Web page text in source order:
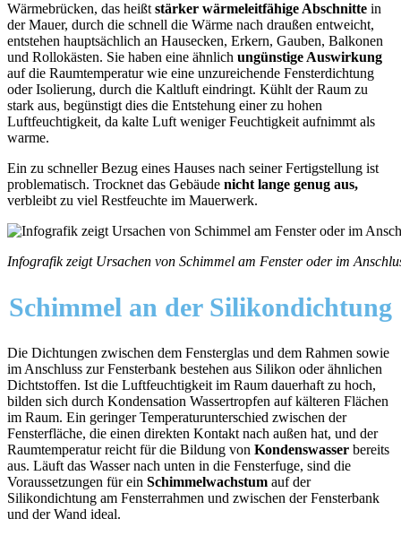
Wärmebrücken, das heißt stärker wärmeleitfähige Abschnitte in
der Mauer, durch die schnell die Wärme nach draußen entweicht,
entstehen hauptsächlich an Hausecken, Erkern, Gauben, Balkonen
und Rollokästen. Sie haben eine ähnlich ungünstige Auswirkung
auf die Raumtemperatur wie eine unzureichende Fensterdichtung
oder Isolierung, durch die Kaltluft eindringt. Kühlt der Raum zu
stark aus, begünstigt dies die Entstehung einer zu hohen
Luftfeuchtigkeit, da kalte Luft weniger Feuchtigkeit aufnimmt als
warme.
Ein zu schneller Bezug eines Hauses nach seiner Fertigstellung ist
problematisch. Trocknet das Gebäude nicht lange genug aus,
verbleibt zu viel Restfeuchte im Mauerwerk.
Infografik zeigt Ursachen von Schimmel am Fenster oder im
Schimmel an der Silikondichtung
Die Dichtungen zwischen dem Fensterglas und dem Rahmen sowie
im Anschluss zur Fensterbank bestehen aus Silikon oder ähnlichen
Dichtstoffen. Ist die Luftfeuchtigkeit im Raum dauerhaft zu hoch,
bilden sich durch Kondensation Wassertropfen auf kälteren Flächen
im Raum. Ein geringer Temperaturunterschied zwischen der
Fensterfläche, die einen direkten Kontakt nach außen hat, und der
Raumtemperatur reicht für die Bildung von Kondenswasser bereits
aus. Läuft das Wasser nach unten in die Fensterfuge, sind die
Voraussetzungen für ein Schimmelwachstum auf der
Silikondichtung am Fensterrahmen und zwischen der Fensterbank
und der Wand ideal.